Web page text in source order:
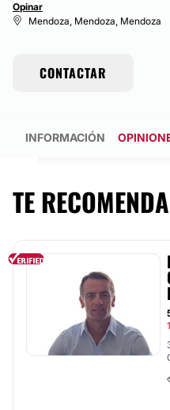
Opinar
Mendoza, Mendoza, Mendoza
CONTACTAR
INFORMACIÓN
TE